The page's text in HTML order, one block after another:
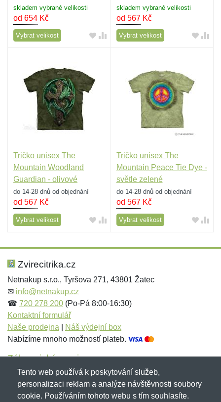
skladem vybrané velikosti
od 654 Kč
Vybrat velikost
skladem vybrané velikosti
od 567Kč
Vybrat velikost
Tričko unisex The
Mountain Woodland
Guardian - olivové
do 14-28 dnů od objednání
od 567 Kč
Vybrat velikost
Tričko unisex The
Mountain Peace Tie Dye -
světle zelené
do 14-28 dnů od objednání
od 567Kč
Vybrat velikost
Zvirecitrika.cz
Netnakup s.r.o., Tyršova 271, 43801 Žatec
✉ info@netnakup.cz
☎ 720 278 200 (Po-Pá 8:00-16:30)
Kontaktní formulář
Naše prodejna
Náš výdejní box
Nabízíme mnoho možností plateb.
Zákaznický servis
Novinky emailem
Tento web používá k poskytování služeb,
personalizaci reklam a analýze návštěvnosti soubory
cookie. Používáním tohoto webu s tím souhlasíte.